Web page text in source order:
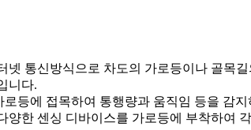
넷 통신방식으로 차도의 가로등이나 골목
니다.
등에 접목하여 통행량과 움직임 등을 감
양한 센싱 디바이스를 가로등에 부착하여